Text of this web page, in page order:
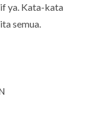
ya. Kata-kata
semua.